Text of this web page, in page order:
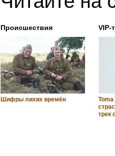
Происшествия
Шифры лихих времён
VIP-
трек